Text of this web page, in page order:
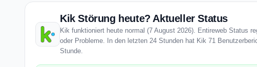
Kik Störung heute? Aktueller Status
Kik funktioniert heute normal (7 August 2026). Entireweb Status
oder Probleme. In den letzten 24 Stunden hat Kik 71
Stunde.